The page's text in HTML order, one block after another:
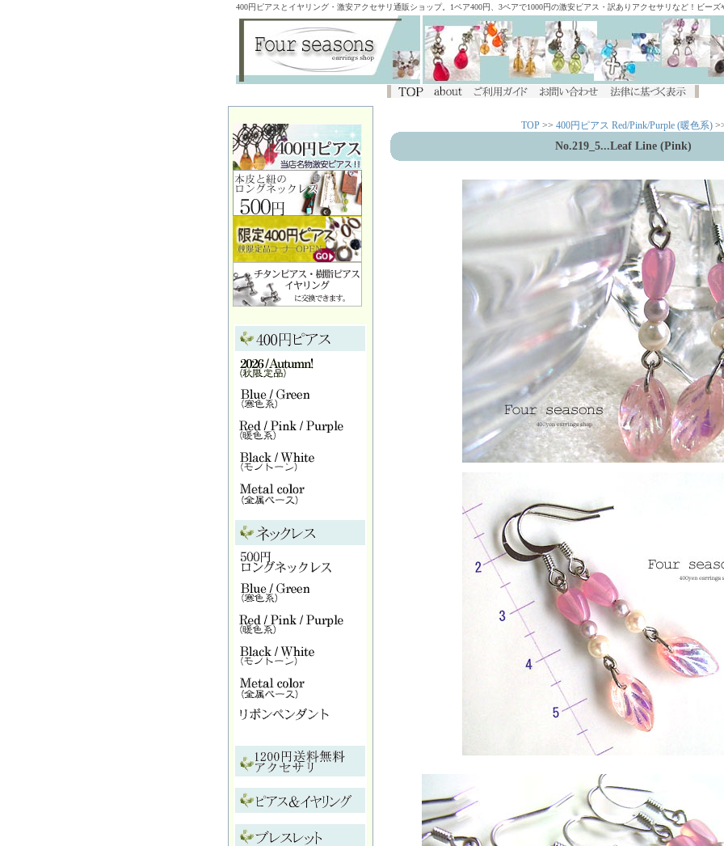
400円ピアスとイヤリング・激安アクセサリ通販ショップ。1ペア400円、3ペアで1000円の激安ピアス・訳ありアクセサリなど！ビー
TOP >> 400円ピアス Red/Pink/Purple (暖色系)
No.219_5...Leaf Line (Pink)